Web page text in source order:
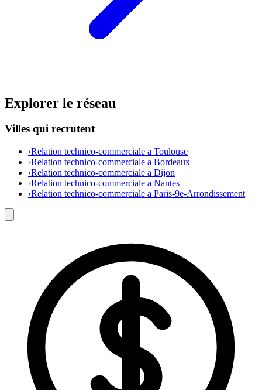
Explorer le réseau
Villes qui recrutent
›Relation technico-commerciale a Toulouse
›Relation technico-commerciale a Bordeaux
›Relation technico-commerciale a Dijon
›Relation technico-commerciale a Nantes
›Relation technico-commerciale a Paris-9e-Arrondissement